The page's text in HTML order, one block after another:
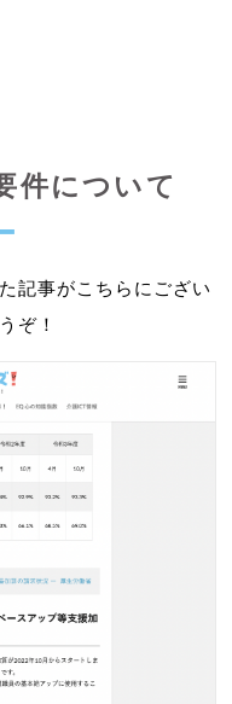
件について
記事がこちらにござい
ぞ！